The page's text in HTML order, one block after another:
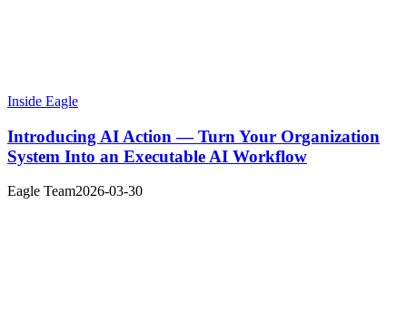
Inside Eagle
Introducing AI Action — Turn Your Organization
System Into an Executable AI Workflow
Eagle Team2026-03-30